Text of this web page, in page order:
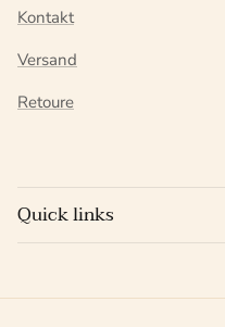
Kontakt
Versand
Retoure
Quick links